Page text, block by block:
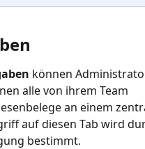
können
alle von ihrem Team
an einem
auf diesen Tab wird
bestimmt.